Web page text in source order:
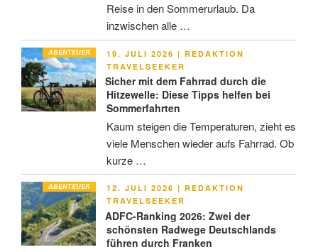
Reise in den Sommerurlaub. Da
inzwischen alle …
ABENTEUER
VERÖFFENTLICHT
AM
19. JULI 2026 | REDAKTION
TRAVELSEEKER
Sicher mit dem Fahrrad durch die
Hitzewelle: Diese Tipps helfen bei
Sommerfahrten
Kaum steigen die Temperaturen, zieht es
viele Menschen wieder aufs Fahrrad. Ob
kurze …
ABENTEUER
VERÖFFENTLICHT
AM
12. JULI 2026 | REDAKTION
TRAVELSEEKER
ADFC-Ranking 2026: Zwei der
schönsten Radwege Deutschlands
führen durch Franken